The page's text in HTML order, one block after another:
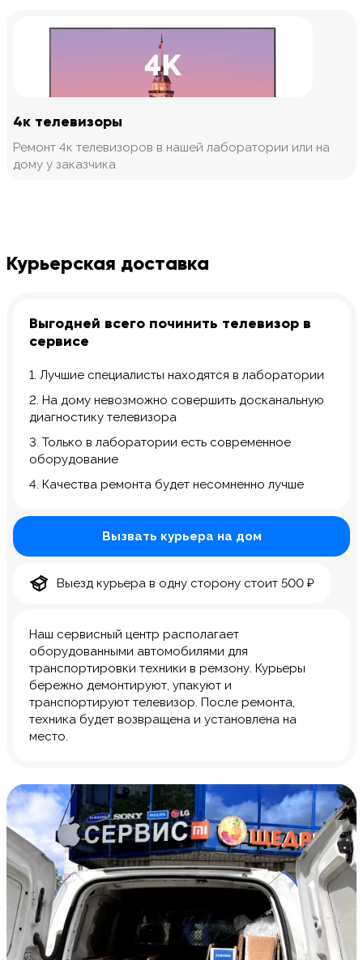
4к телевизоры
Ремонт 4к телевизоров в нашей лаборатории или на
дому у заказчика
Курьерская доставка
Выгодней всего починить телевизор в
сервисе
1. Лучшие специалисты находятся в лаборатории
2. На дому невозможно совершить досканальную
диагностику телевизора
3. Только в лаборатории есть современное
оборудование
4. Качества ремонта будет несомненно лучше
Наш сервисный центр располагает
оборудованными автомобилями для
транспортировки техники в ремзону. Курьеры
бережно демонтируют, упакуют и
транспортируют телевизор. После ремонта,
техника будет возвращена и установлена на
место.
Вызвать курьера на дом
Выезд курьера в одну сторону стоит 500 ₽